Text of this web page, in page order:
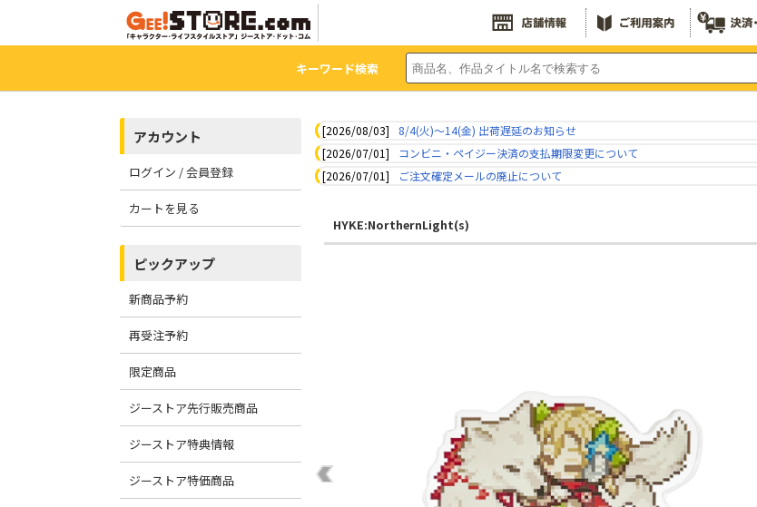
キーワード検索
アカウント
ログイン / 会員登録
カートを見る
ピックアップ
新商品予約
再受注予約
限定商品
ジーストア先行販売商品
ジーストア特典情報
ジーストア特価商品
[2026/08/03]
8/4(火)～14(金) 出荷遅延のお知らせ
[2026/07/01]
コンビニ・ペイジー決済の支払期限変更について
[2026/07/01]
ご注文確定メールの廃止について
HYKE:NorthernLight(s)